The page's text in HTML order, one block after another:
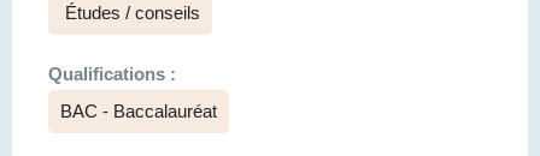
Études / conseils
Qualifications :
BAC - Baccalauréat